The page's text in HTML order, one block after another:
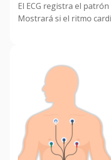
El ECG registra el
Mostrará si el ritmo